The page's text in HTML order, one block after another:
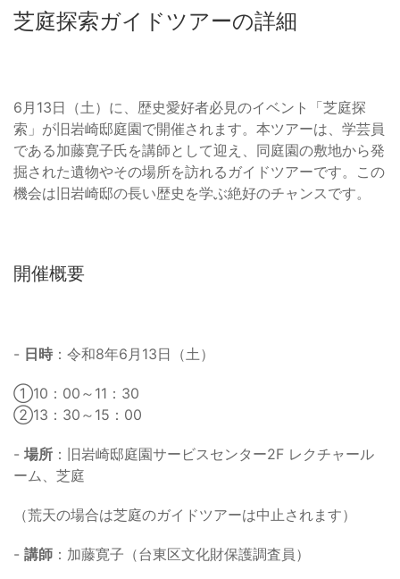
芝庭探索ガイドツアーの詳細
6月13日（土）に、歴史愛好者必見のイベント「芝庭探
索」が旧岩崎邸庭園で開催されます。本ツアーは、学芸員
である加藤寛子氏を講師として迎え、同庭園の敷地から発
掘された遺物やその場所を訪れるガイドツアーです。この
機会は旧岩崎邸の長い歴史を学ぶ絶好のチャンスです。
開催概要
- 日時：令和8年6月13日（土）
①10：00～11：30
②13：30～15：00
- 場所 ：旧岩崎邸庭園サービスセンター2F レクチャール
ーム、芝庭
（荒天の場合は芝庭のガイドツアーは中止されます）
- 講師 ：加藤寛子（台東区文化財保護調査員）